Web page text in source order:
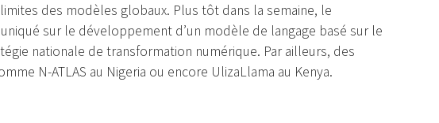
des modèles globaux. Plus tôt dans la semaine, le
sur le développement d’un modèle de langage basé sur le
nationale de transformation numérique. Par ailleurs, des
N-ATLAS au Nigeria ou encore UlizaLlama au Kenya.